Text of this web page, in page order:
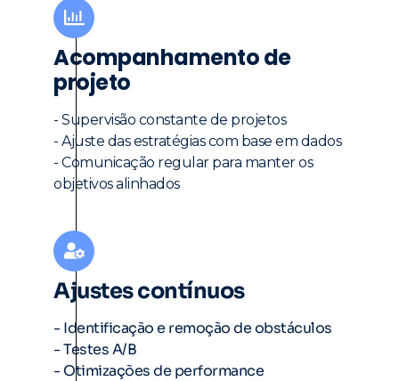
Acompanhamento de
projeto
- Supervisão constante de projetos
- Ajuste das estratégias com base em dados
- Comunicação regular para manter os
objetivos alinhados
Ajustes contínuos
- Identificação e remoção de obstáculos
- Testes A/B
- Otimizações de performance